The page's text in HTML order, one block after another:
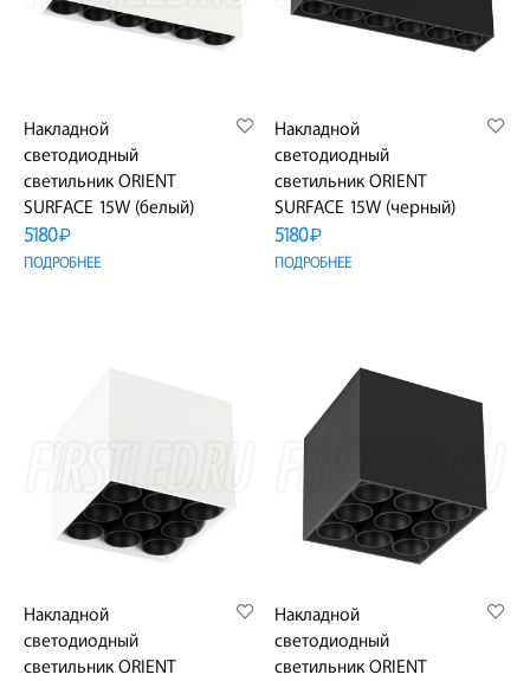
Накладной
светодиодный
светильник ORIENT
SURFACE 15W (белый)
5180₽
ПОДРОБНЕЕ
Накладной
светодиодный
светильник ORIENT
SURFACE 15W (черный)
5180₽
ПОДРОБНЕЕ
Накладной
светодиодный
светильник ORIENT
Накладной
светодиодный
светильник ORIENT